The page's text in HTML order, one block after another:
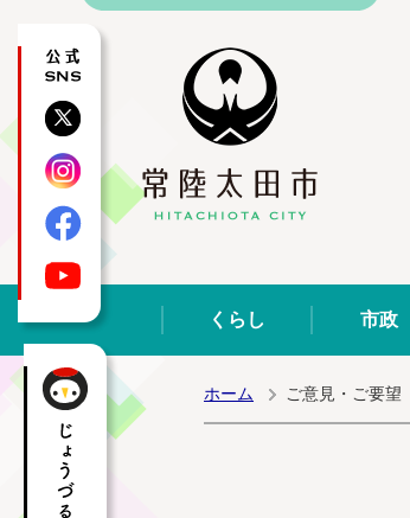
公式SNS
X
Instagram
Facebook
YouTube くらし 市政
ホーム ご意見・ご要望